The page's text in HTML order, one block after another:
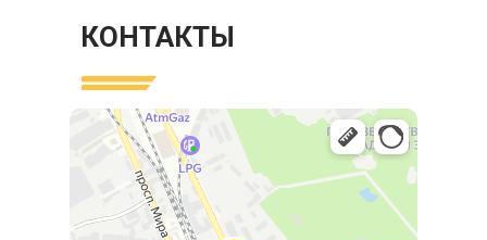
КОНТАКТЫ